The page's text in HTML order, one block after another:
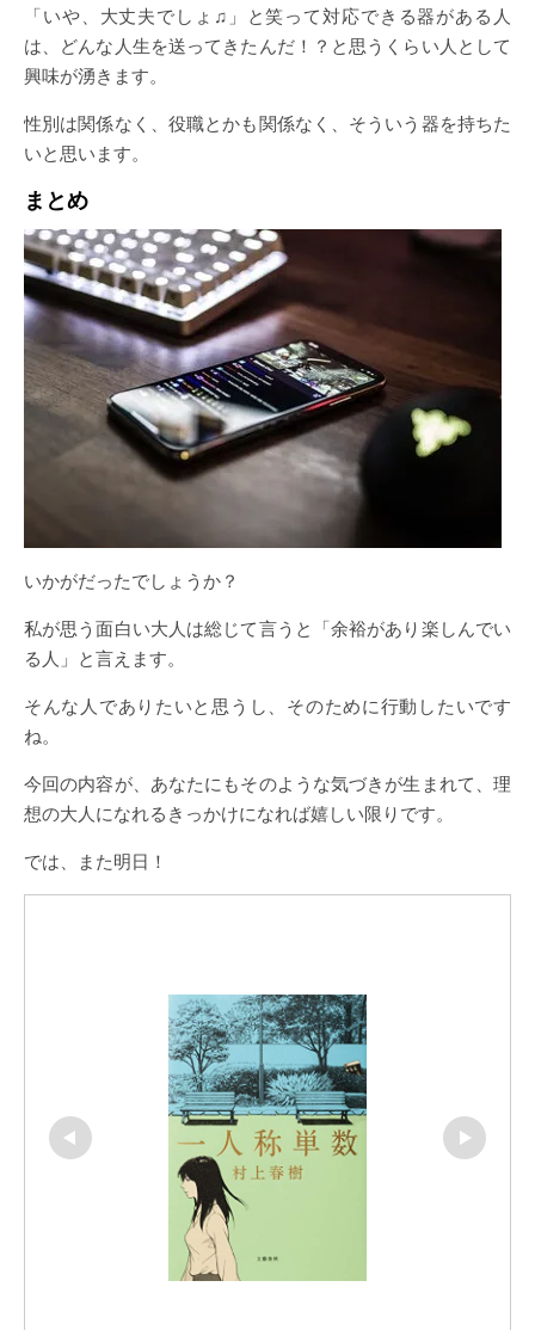
「いや、大丈夫でしょ♫」と笑って対応できる器がある人
は、どんな人生を送ってきたんだ！？と思うくらい人として
興味が湧きます。
性別は関係なく、役職とかも関係なく、そういう器を持ちた
いと思います。
まとめ
いかがだったでしょうか？
私が思う面白い大人は総じて言うと「余裕があり楽しんでい
る人」と言えます。
そんな人でありたいと思うし、そのために行動したいです
ね。
今回の内容が、あなたにもそのような気づきが生まれて、理
想の大人になれるきっかけになれば嬉しい限りです。
では、また明日！